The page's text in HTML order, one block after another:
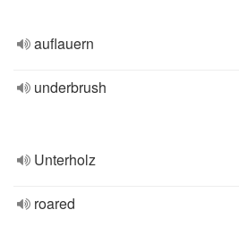
auflauern
underbrush
Unterholz
roared